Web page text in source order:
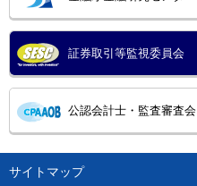
証券取引等監視委員会
公認会計士・監査審査会
サイトマップ